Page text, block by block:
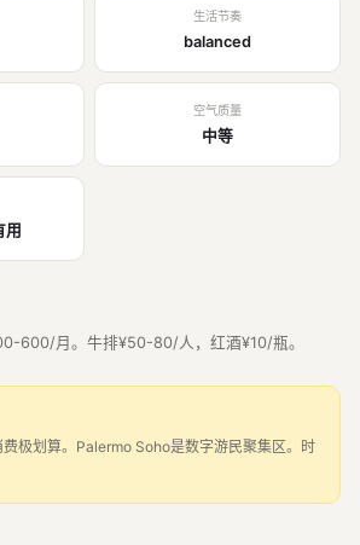
生活节奏
balanced
空气质量
中等
用
600/月。牛排¥50-80/人，红酒¥10/瓶。
极划算。Palermo Soho是数字游民聚集区。时